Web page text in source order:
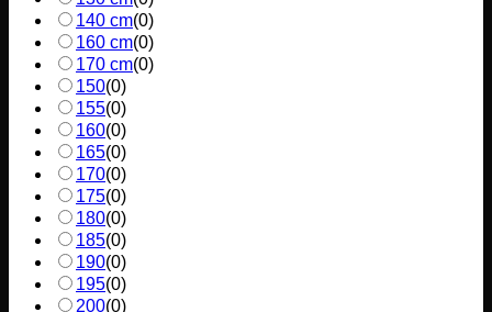
140 cm(0)
160 cm(0)
170 cm(0)
150(0)
155(0)
160(0)
165(0)
170(0)
175(0)
180(0)
185(0)
190(0)
195(0)
200(0)